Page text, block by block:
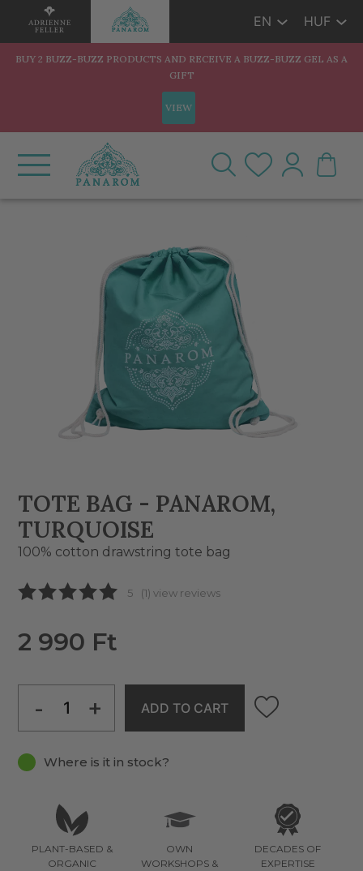
EN HUF
BUY 2 BUZZ-BUZZ PRODUCTS AND RECEIVE A BUZZ-BUZZ GEL AS A
GIFT
VIEW
TOTE BAG - PANAROM,
TURQUOISE
100% cotton drawstring tote bag
5 (1) view reviews
2 990 Ft
- + ADD TO CART
Where is it in stock?
PLANT-BASED &
ORGANIC
OWN
WORKSHOPS &
DECADES OF
EXPERTISE